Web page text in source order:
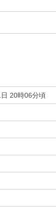
20時06分頃